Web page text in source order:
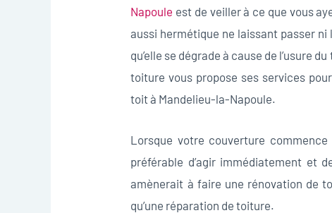
Napoule est de veiller à ce que vous
aussi hermétique ne laissant passer ni
qu’elle se dégrade à cause de l’usure
toiture vous propose ses services
toit à Mandelieu-la-Napoule.
Lorsque votre couverture
préférable d’agir immédiatement et
amènerait à faire une rénovation de
qu’une réparation de toiture.